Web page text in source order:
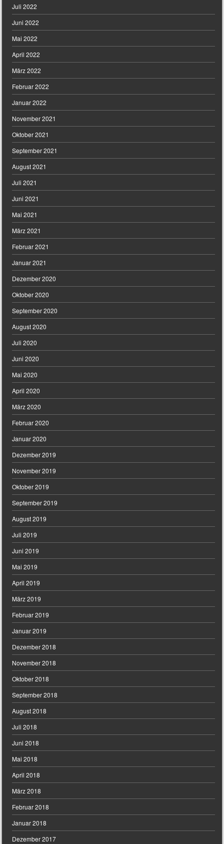
Juli 2022
Juni 2022
Mai 2022
April 2022
März 2022
Februar 2022
Januar 2022
November 2021
Oktober 2021
September 2021
August 2021
Juli 2021
Juni 2021
Mai 2021
März 2021
Februar 2021
Januar 2021
Dezember 2020
Oktober 2020
September 2020
August 2020
Juli 2020
Juni 2020
Mai 2020
April 2020
März 2020
Februar 2020
Januar 2020
Dezember 2019
November 2019
Oktober 2019
September 2019
August 2019
Juli 2019
Juni 2019
Mai 2019
April 2019
März 2019
Februar 2019
Januar 2019
Dezember 2018
November 2018
Oktober 2018
September 2018
August 2018
Juli 2018
Juni 2018
Mai 2018
April 2018
März 2018
Februar 2018
Januar 2018
Dezember 2017